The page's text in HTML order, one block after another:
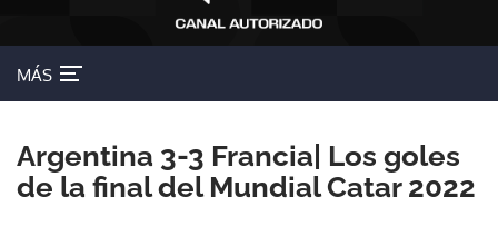
MÁS
Argentina 3-3 Francia| Los goles
de la final del Mundial Catar 2022